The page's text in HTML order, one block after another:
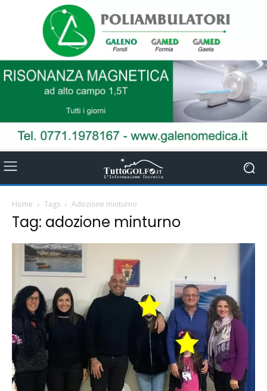
Home Tags Adozione minturno
Tag: adozione minturno